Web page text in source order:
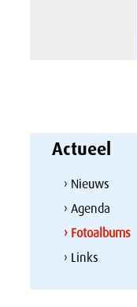
Actueel
› Nieuws
› Agenda
› Fotoalbums
› Links